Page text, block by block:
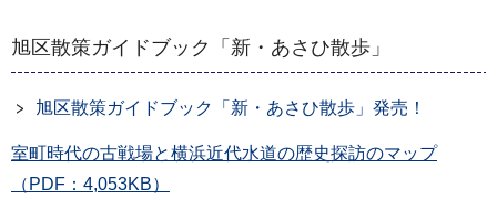
旭区散策ガイドブック「新・あさひ散歩」
旭区散策ガイドブック「新・あさひ散歩」発売！
室町時代の古戦場と横浜近代水道の歴史探訪のマップ
（PDF：4,053KB）